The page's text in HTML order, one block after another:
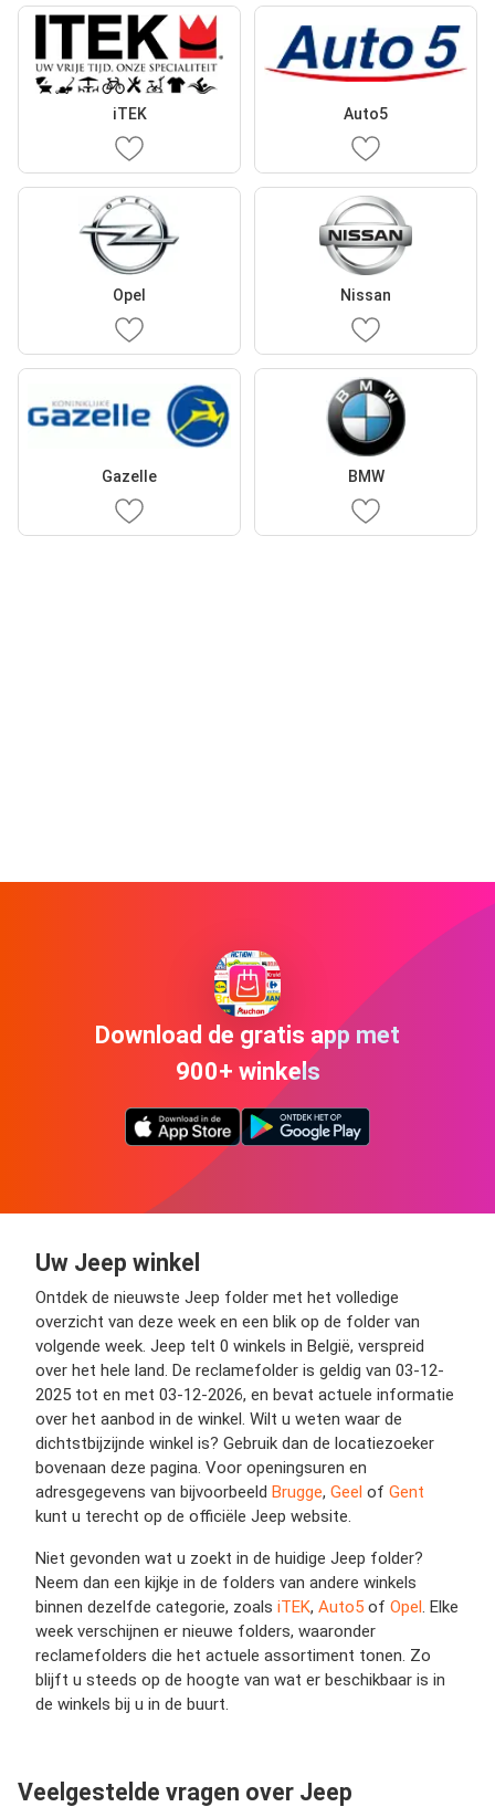
iTEK Auto5
Opel Nissan
Gazelle BMW
Download de gratis app met
900+ winkels
Uw Jeep winkel
Ontdek de nieuwste Jeep folder met het volledige
overzicht van deze week en een blik op de folder van
volgende week. Jeep telt 0 winkels in België, verspreid
over het hele land. De reclamefolder is geldig van 03-12-
2025 tot en met 03-12-2026, en bevat actuele informatie
over het aanbod in de winkel. Wilt u weten waar de
dichtstbijzijnde winkel is? Gebruik dan de locatiezoeker
bovenaan deze pagina. Voor openingsuren en
adresgegevens van bijvoorbeeld Brugge, Geel of Gent
kunt u terecht op de officiële Jeep website.
Niet gevonden wat u zoekt in de huidige Jeep folder?
Neem dan een kijkje in de folders van andere winkels
binnen dezelfde categorie, zoals iTEK, Auto5 of Opel. Elke
week verschijnen er nieuwe folders, waaronder
reclamefolders die het actuele assortiment tonen. Zo
blijft u steeds op de hoogte van wat er beschikbaar is in
de winkels bij u in de buurt.
Veelgestelde vragen over Jeep